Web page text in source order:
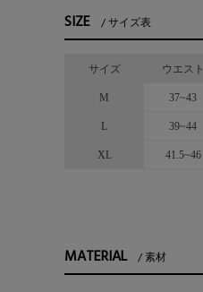
SIZE サイズ表
サイズ ウエスト
M 37~43
L 39~44
XL 41.5~46
MATERIAL 素材